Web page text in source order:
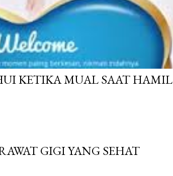
KETIKA MUAL SAAT HAMIL
GIGI YANG SEHAT